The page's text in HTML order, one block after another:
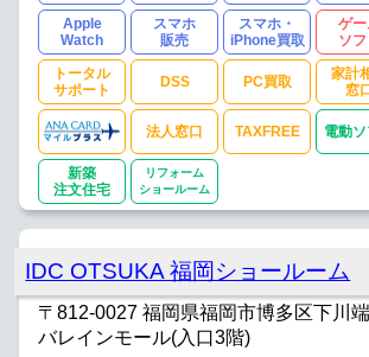
Apple
Watch
スマホ
販売
スマホ・
iPhone買取
ゲー
ソフ
トータル
サポート
DSS PC買取
家計
窓口
法人窓口 TAXFREE 電動
新築
注文住宅
リフォーム
ショールーム
IDC OTSUKA 福岡ショールーム
〒812-0027 福岡県福岡市博多区下川
バレインモール(入口3階)